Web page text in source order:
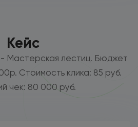
Кейс
- Мастерская лестиц. Бюджет
Стоимость клика: 85 руб.
чек: 80 000 руб.